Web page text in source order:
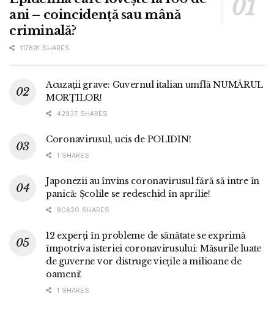
ani – coincidență sau mână
criminală?
117891 SHARES
Acuzații grave: Guvernul italian umflă NUMĂRUL
MORȚILOR!
42937 SHARES
Coronavirusul, ucis de POLIDIN!
1 SHARES
Japonezii au învins coronavirusul fără să intre în
panică: Școlile se redeschid în aprilie!
80620 SHARES
12 experți în probleme de sănătate se exprimă
împotriva isteriei coronavirusului: Măsurile luate
de guverne vor distruge viețile a milioane de
oameni!
1 SHARES